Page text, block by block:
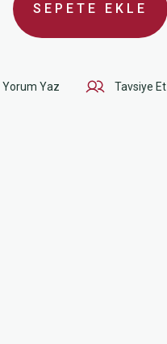
SEPETE EKLE
Yorum Yaz Tavsiye Et